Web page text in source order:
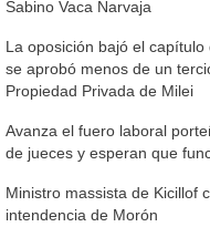
Sabino Vaca Narvaja
La oposición bajó el
se aprobó menos de un
Propiedad Privada de Milei
Avanza el fuero laboral
de jueces y esperan que
Ministro massista de Kicillof
intendencia de Morón